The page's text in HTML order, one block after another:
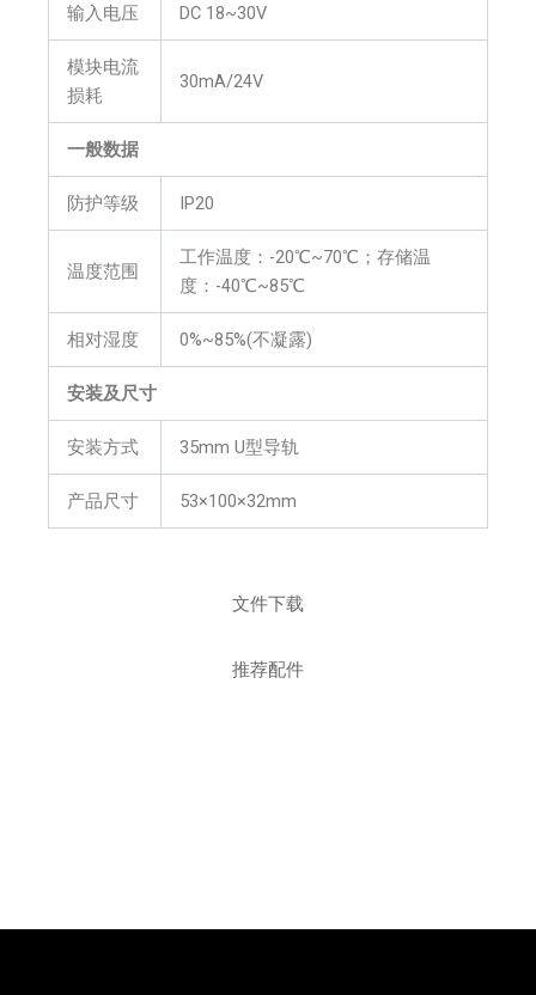
文件下载
推荐配件
输入电压 DC 18~30V
模块电流
损耗
30mA/24V
一般数据
防护等级 IP20
温度范围
工作温度：-20℃~70℃；存储温
度：-40℃~85℃
相对湿度 0%~85%(不凝露)
安装及尺寸
安装方式 35mm U型导轨
产品尺寸 53×100×32mm